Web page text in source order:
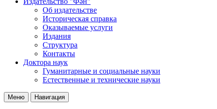
Об издательстве
Историческая справка
Оказываемые услуги
Издания
Структура
Контакты
Доктора наук
Гуманитарные и социальные науки
Естественные и технические науки
Меню Навигация